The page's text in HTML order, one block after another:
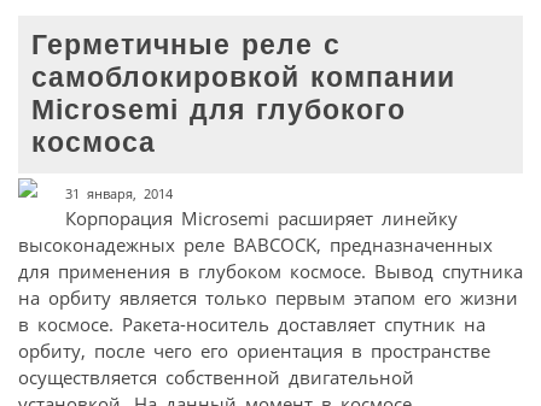
Герметичные реле с
самоблокировкой компании
Microsemi для глубокого
космоса
31 января, 2014
Корпорация Microsemi расширяет линейку
высоконадежных реле BABCOCK, предназначенных
для применения в глубоком космосе. Вывод спутника
на орбиту является только первым этапом его жизни
в космосе. Ракета-носитель доставляет спутник на
орбиту, после чего его ориентация в пространстве
осуществляется собственной двигательной